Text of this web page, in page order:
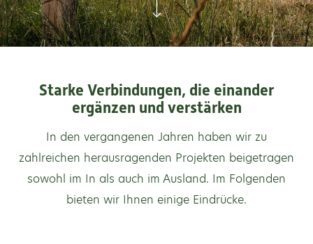
Starke Verbindungen, die einander
ergänzen und verstärken
In den vergangenen Jahren haben wir zu
zahlreichen herausragenden Projekten beigetragen
sowohl im In als auch im Ausland. Im Folgenden
bieten wir Ihnen einige Eindrücke.